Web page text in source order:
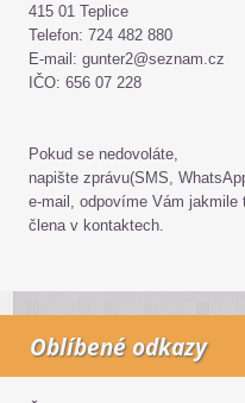
415 01 Teplice
Telefon: 724 482 880
E-mail: gunter2@seznam.cz
IČO: 656 07 228
Pokud se nedovoláte,
napište zprávu(SMS,
e-mail, odpovíme Vám
člena v kontaktech.
Oblíbené odkazy